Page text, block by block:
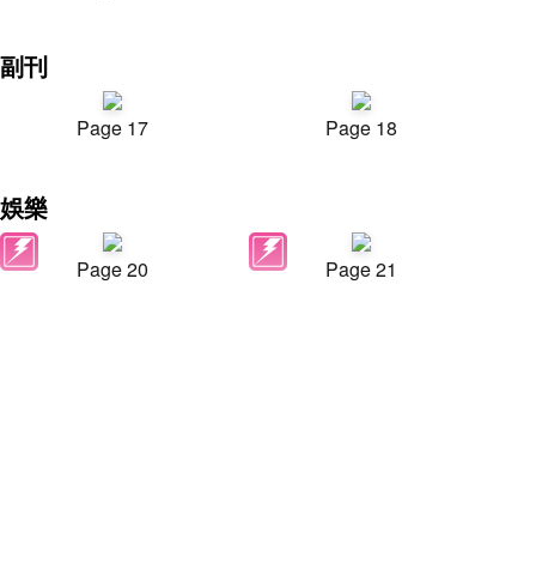
副刊
Page 17 Page 18
娛樂
Page 20 Page 21